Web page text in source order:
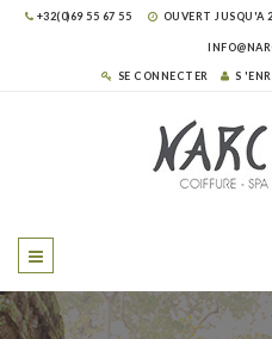
+32(0)69 55 67 55 OUVERT JUSQU'A
SE CONNECTER S